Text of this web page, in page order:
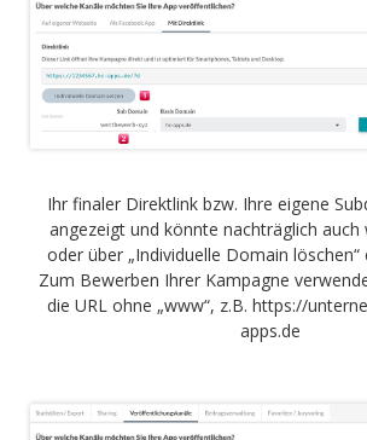
Ihr finaler Direktlink bzw. Ihre eigene
angezeigt und könnte nachträglich
oder über „Individuelle Domain
Zum Bewerben Ihrer Kampagne
die URL ohne „www“, z.B. https://
apps.de